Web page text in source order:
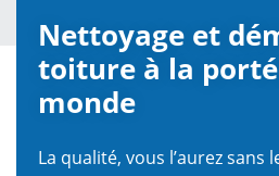
Nettoyage et
toiture à la
monde
La qualité, vous l’aurez